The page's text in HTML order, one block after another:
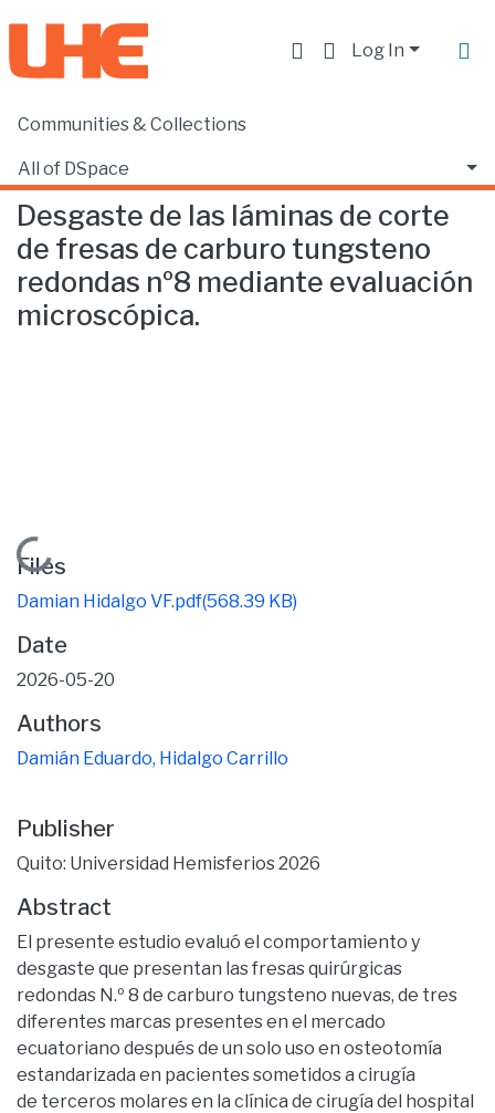
Log In
Communities & Collections
All of DSpace
Statistics
Home
Desgaste de las láminas de corte
de fresas de carburo tungsteno
redondas nº8 mediante evaluación
microscópica.
Loading...
Files
Damian Hidalgo VF.pdf(568.39 KB)
Date
2026-05-20
Authors
Damián Eduardo, Hidalgo Carrillo
Publisher
Quito: Universidad Hemisferios 2026
Abstract
El presente estudio evaluó el comportamiento y
desgaste que presentan las fresas quirúrgicas
redondas N.º 8 de carburo tungsteno nuevas, de tres
diferentes marcas presentes en el mercado
ecuatoriano después de un solo uso en osteotomía
estandarizada en pacientes sometidos a cirugía
de terceros molares en la clínica de cirugía del hospital